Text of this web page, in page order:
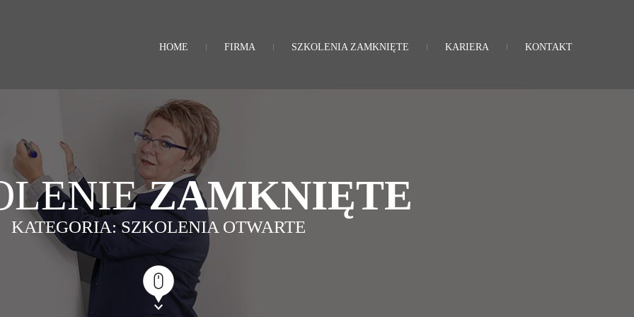
HOME FIRMA SZKOLENIA ZAMKNIĘTE KARIERA KONTAKT
ZAMKNIĘTE
KATEGORIA: SZKOLENIA OTWARTE